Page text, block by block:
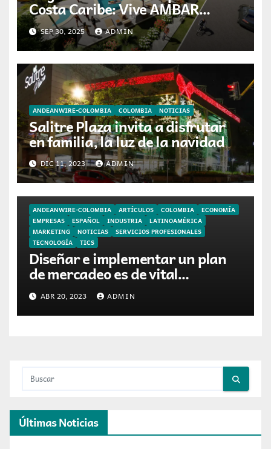
Costa Caribe: Vive AMBAR
entrega Cañaguates de
Valleyville en el Cesar
SEP 30, 2025 ADMIN
ANDEANWIRE-COLOMBIA COLOMBIA NOTICIAS
Salitre Plaza invita a disfrutar
en familia, la luz de la navidad
DIC 11, 2023 ADMIN
ANDEANWIRE-COLOMBIA ARTÍCULOS COLOMBIA
ECONOMÍA
EMPRESAS
ESPAÑOL INDUSTRIA
LATINOAMÉRICA
MARKETING
NOTICIAS
SERVICIOS PROFESIONALES
TECNOLOGÍA
TICS
Diseñar e implementar un plan
de mercadeo es de vital
importancia para una PYME en
Colombia.
ABR 20, 2023 ADMIN
Últimas Noticias